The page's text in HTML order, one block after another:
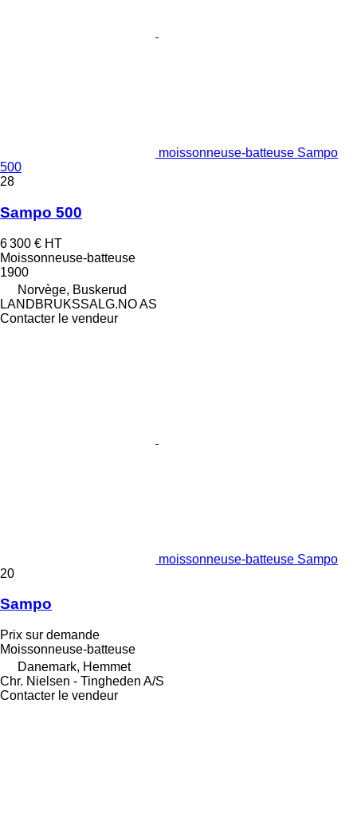
moissonneuse-batteuse Sampo
500
28
Sampo 500
6 300 € HT
Moissonneuse-batteuse
1900
Norvège, Buskerud
LANDBRUKSSALG.NO AS
Contacter le vendeur
moissonneuse-batteuse Sampo
20
Sampo
Prix sur demande
Moissonneuse-batteuse
Danemark, Hemmet
Chr. Nielsen - Tingheden A/S
Contacter le vendeur